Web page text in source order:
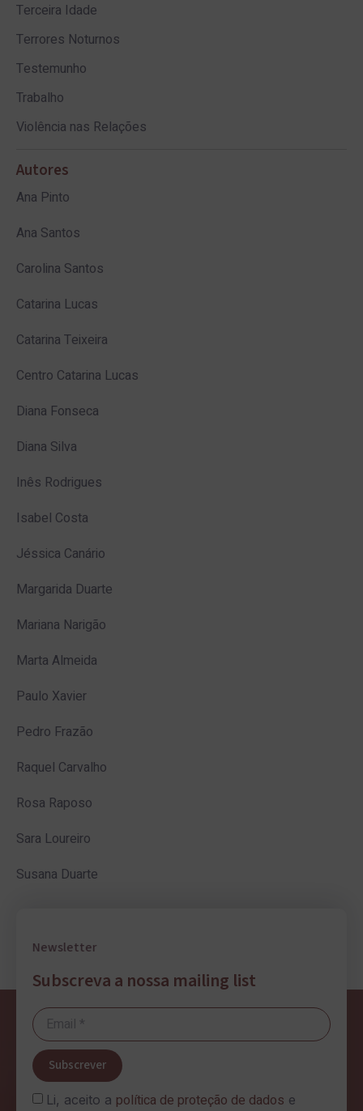
Terceira Idade
Terrores Noturnos
Testemunho
Trabalho
Violência nas Relações
Autores
Ana Pinto
Ana Santos
Carolina Santos
Catarina Lucas
Catarina Teixeira
Centro Catarina Lucas
Diana Fonseca
Diana Silva
Inês Rodrigues
Isabel Costa
Jéssica Canário
Margarida Duarte
Mariana Narigão
Marta Almeida
Paulo Xavier
Pedro Frazão
Raquel Carvalho
Rosa Raposo
Sara Loureiro
Susana Duarte
Newsletter
Subscreva a nossa mailing list
Li, aceito a política de proteção de dados e
Subscrever